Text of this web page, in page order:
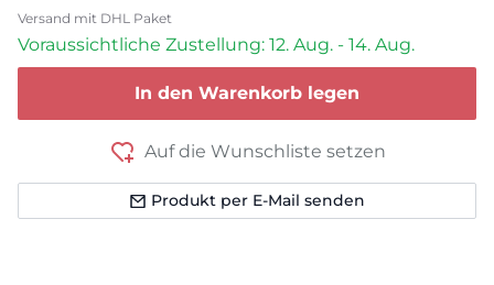
Versand mit DHL Paket
Voraussichtliche Zustellung: 12. Aug. - 14. Aug.
In den Warenkorb legen
Auf die Wunschliste setzen
Produkt per E-Mail senden